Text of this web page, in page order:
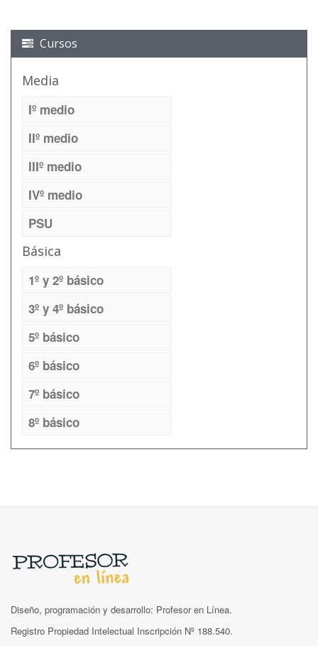
Cursos
Media
Iº medio
IIº medio
IIIº medio
IVº medio
PSU
Básica
1º y 2º básico
3º y 4º básico
5º básico
6º básico
7º básico
8º básico
Diseño, programación y desarrollo: Profesor en Línea.
Registro Propiedad Intelectual Inscripción Nº 188.540.